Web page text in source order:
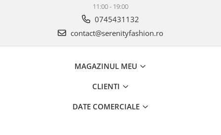
11:00 - 19:00
0745431132
contact@serenityfashion.ro
MAGAZINUL MEU
CLIENTI
DATE COMERCIALE